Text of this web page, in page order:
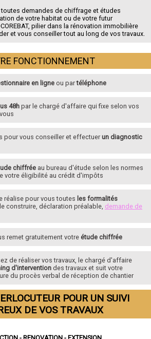
demandes de chiffrage et études
de votre habitat ou de votre futur
pilier dans la rénovation immobilière
et vous conseiller tout au long de vos travaux.
FONCTIONNEMENT
en ligne ou partéléphone
48h par le chargé d'affaire qui fixe selon vos
pour vous conseiller et effectuerun diagnostic
chiffrée au bureau d'étude selon les normes
votre éligibilité au crédit d'impôts
réalise pour vous toutes les formalités
construire, déclaration préalable, demande de
remet gratuitement votreétude chiffrée
de réaliser vos travaux, le chargé d'affaire
d'intervention des travaux et suit votre
du procès verbal de réception de chantier
POUR UN SUIVI
DE VOS TRAVAUX